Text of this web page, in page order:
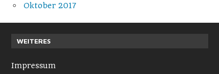
Oktober 2017
WEITERES
Impressum